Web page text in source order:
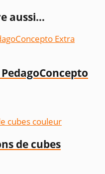
aussi…
de cubes